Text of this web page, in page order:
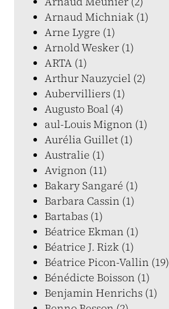
Arnaud Michniak (1)
Arne Lygre (1)
Arnold Wesker (1)
ARTA (1)
Arthur Nauzyciel (2)
Aubervilliers (1)
Augusto Boal (4)
aul-Louis Mignon (1)
Aurélia Guillet (1)
Australie (1)
Avignon (11)
Bakary Sangaré (1)
Barbara Cassin (1)
Bartabas (1)
Béatrice Ekman (1)
Béatrice J. Rizk (1)
Béatrice Picon-Vallin (19)
Bénédicte Boisson (1)
Benjamin Henrichs (1)